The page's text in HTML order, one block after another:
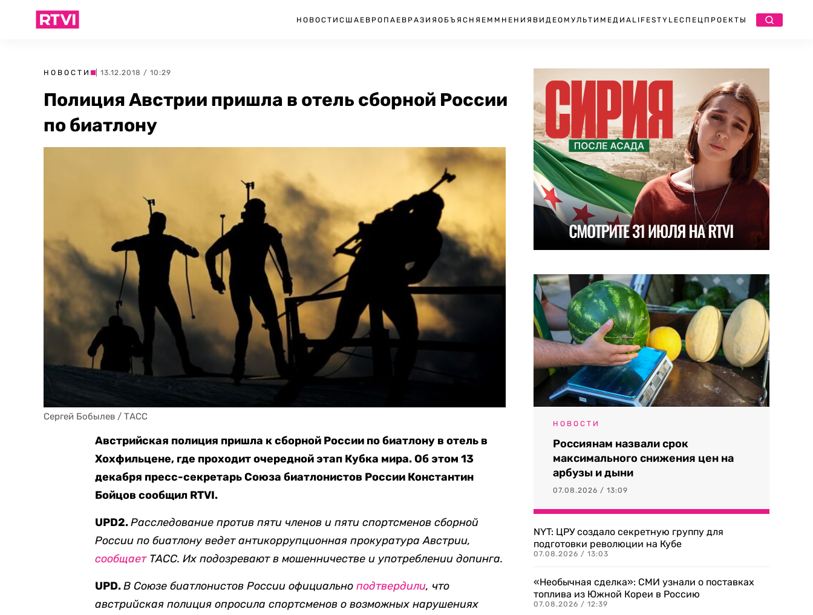
НОВОСТИ США ЕВРОПА ЕВРАЗИЯ ОБЪЯСНЯЕМ МНЕНИЯ ВИДЕО МУЛЬТИМЕДИА LIFESTYLEСПЕЦПРОЕКТЫ
НОВОСТИ | 13.12.2018 / 10:29
Полиция Австрии пришла в отель сборной России
по биатлону
Сергей Бобылев / ТАСС
Австрийская полиция пришла к сборной России по биатлону в отель в
Хохфильцене, где проходит очередной этап Кубка мира. Об этом 13
декабря пресс-секретарь Союза биатлонистов России Константин
Бойцов сообщил RTVI.
UPD2.Расследование против пяти членов и пяти спортсменов сборной
России по биатлону ведет антикоррупционная прокуратура Австрии,
сообщаетТАСС. Их подозревают в мошенничестве и употреблении допинга.
UPD.В Союзе биатлонистов России официальноподтвердили, что
австрийская полиция опросила спортсменов о возможных нарушениях
НОВОСТИ
Россиянам назвали срок
максимального снижения цен на
арбузы и дыни
07.08.2026 / 13:09
NYT: ЦРУ создало секретную группу для
подготовки революции на Кубе
07.08.2026 / 13:03
«Необычная сделка»: СМИ узнали о поставках
топлива из Южной Кореи в Россию
07.08.2026 / 12:39